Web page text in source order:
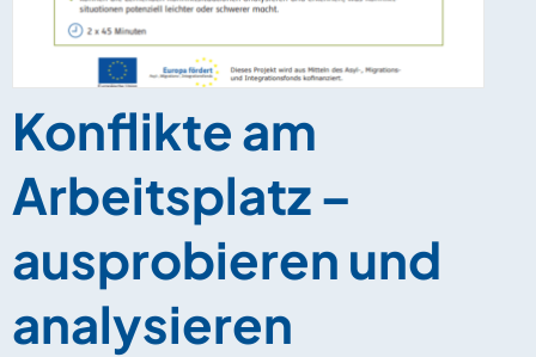
Konflikte am
Arbeitsplatz –
ausprobieren und
analysieren